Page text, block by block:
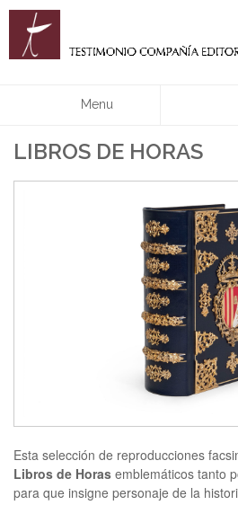
Menu
LIBROS DE HORAS
Esta selección de reproducciones
Libros de Horas emblemáticos tanto
para que insigne personaje de la